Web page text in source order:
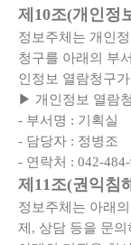
제10조(개인정
정보주체는 개인
청구를 아래의 부
인정보 열람청구
▶ 개인정보 열람
- 부서명 : 기획실
- 담당자 : 정병조
- 연락처 : 042-
제11조(권익침
정보주체는 아래
제, 상담 등을 문